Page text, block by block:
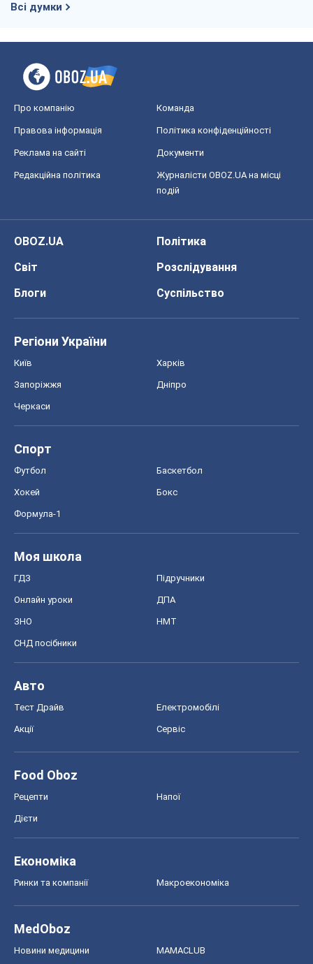
Всі думки
Про компанію Команда
Правова інформація Політика конфіденційності
Реклама на сайті Документи
Редакційна політика
Журналісти OBOZ.UA на місці
подій
OBOZ.UA
Політика
Світ
Розслідування
Блоги
Суспільство
Регіони України
Київ Харків
Запоріжжя Дніпро
Черкаси
Спорт
Футбол Баскетбол
Хокей Бокс
Формула-1
Моя школа
ГДЗ Підручники
Онлайн уроки ДПА
ЗНО НМТ
СНД посібники
Авто
Тест Драйв Електромобілі
Акції Сервіс
Food Oboz
Рецепти Напої
Дієти
Економіка
Ринки та компанії Макроекономіка
MedOboz
Новини медицини MAMACLUB